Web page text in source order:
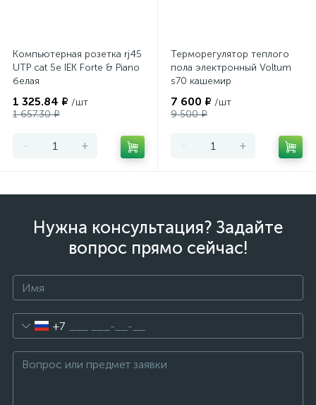
Компьютерная розетка rj45
UTP cat 5e IEK Forte & Piano
белая
1 325.84 ₽ /шт
1 657.30 ₽
- +
Терморегулятор теплого
пола электронный Voltum
s70 кашемир
7 600 ₽ /шт
9 500 ₽
- +
Нужна консультация? Задайте
вопрос прямо сейчас!
+7